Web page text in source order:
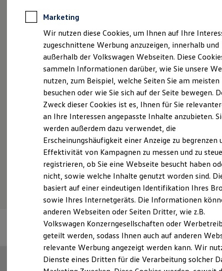
Anpfiff zum Gewinn
Elektroautos
ID. Tutorials
Elektrofahrzeugkonzepte
Reichweite
Reichweite der ID. Modelle
Reichweite im Winter
Laden
Laden unterwegs
Laden Zuhause
Ladezeitensimulator
Batterie
Sicherheit
Garantie und Lebensdauer
Nachhaltigkeit
Technologie
Kosten und Kauf
Verbrauchskosten
Kaufoptionen
E-Auto-Förderung
Software und Konnektivität
Die ID. Software 6
ID. Software Versionen und Updates
Digitale Extras
Schnittstellen zu Ihrem ID.
Probefahrt vereinbaren
Fahrzeugangebot anfordern
Serviceanfrage stellen
Marketing
Wir nutzen diese Cookies, um Ihnen auf Ihre
zugeschnittene Werbung anzuzeigen, innerhalb und
außerhalb der Volkswagen Webseiten. Diese
sammeln Informationen darüber, wie Sie unsere
nutzen, zum Beispiel, welche Seiten Sie am meisten
besuchen oder wie Sie sich auf der Seite bewegen.
Zweck dieser Cookies ist es, Ihnen für Sie
an Ihre Interessen angepasste Inhalte anzubieten.
werden außerdem dazu verwendet, die
Erscheinungshäufigkeit einer Anzeige zu begrenzen
Effektivität von Kampagnen zu messen und zu
registrieren, ob Sie eine Webseite besucht haben
nicht, sowie welche Inhalte genutzt worden sind.
basiert auf einer eindeutigen Identifikation Ihres
sowie Ihres Internetgeräts. Die Informationen
anderen Webseiten oder Seiten Dritter, wie z.B.
Volkswagen Konzerngesellschaften oder
geteilt werden, sodass Ihnen auch auf anderen
relevante Werbung angezeigt werden kann. Wir
Dienste eines Dritten für die Verarbeitung solcher